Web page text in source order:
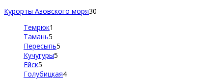
Курорты Азовского моря30
Темрюк1
Тамань5
Пересыпь5
Кучугуры5
Ейск5
Голубицкая4